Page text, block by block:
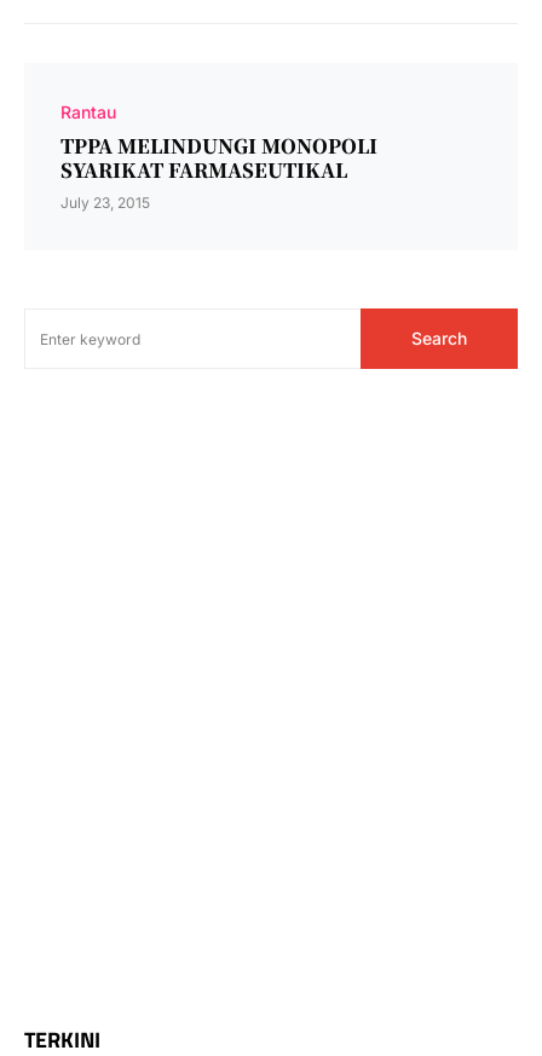
Rantau
TPPA MELINDUNGI MONOPOLI
SYARIKAT FARMASEUTIKAL
July 23, 2015
Search
TERKINI